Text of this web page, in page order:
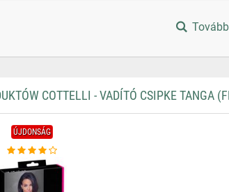
COTTELLI - VADÍTÓ CSIPKE TANGA
ÚJDONSÁG